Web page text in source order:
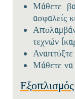
Μάθετε
ασφαλείς
τεχνών
Αναπτύξτε
Μάθετε να
Εξοπλισμός